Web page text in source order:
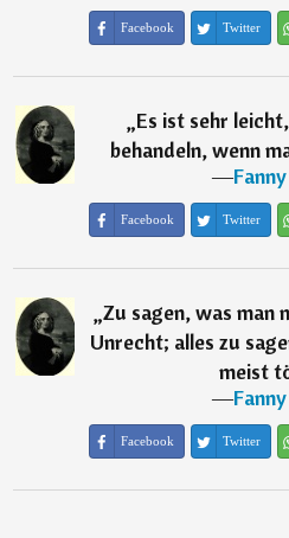
Facebook Twitter
„Es ist sehr
behandeln, wenn
―
Facebook Twitter
„Zu sagen, was man
Unrecht; alles zu
meist
―
Facebook Twitter